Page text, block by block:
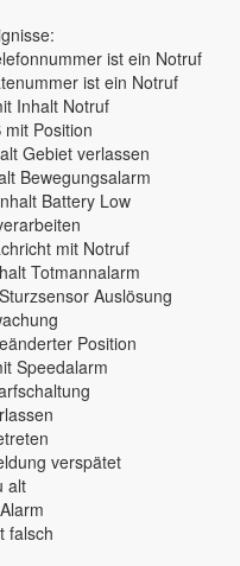
ist ein Notruf
ist ein Notruf
Inhalt Notruf
Position
Gebiet verlassen
Bewegungsalarm
Battery Low
mit Notruf
Totmannalarm
Auslösung
Position
Speedalarm
verspätet
alt
falsch